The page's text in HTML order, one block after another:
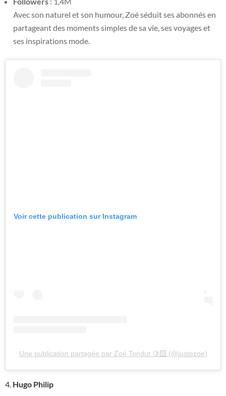
Avec son naturel et son humour, Zoé séduit ses abonnés en
partageant des moments simples de sa vie, ses voyages et
ses inspirations mode.
Voir cette publication sur Instagram
Une publication partagée par Zoé Tondut 🍋‍🟩 (@justezoe)
4. Hugo Philip